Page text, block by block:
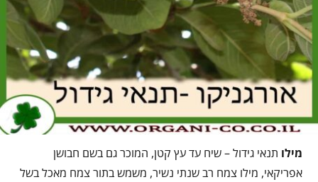
מילו תנאי גידול – שיח עד עץ קטן, המוכר גם בשם חבושן
אפריקאי, מילו צמח רב שנתי נשיר, משמש בתור צמח מאכל בשל